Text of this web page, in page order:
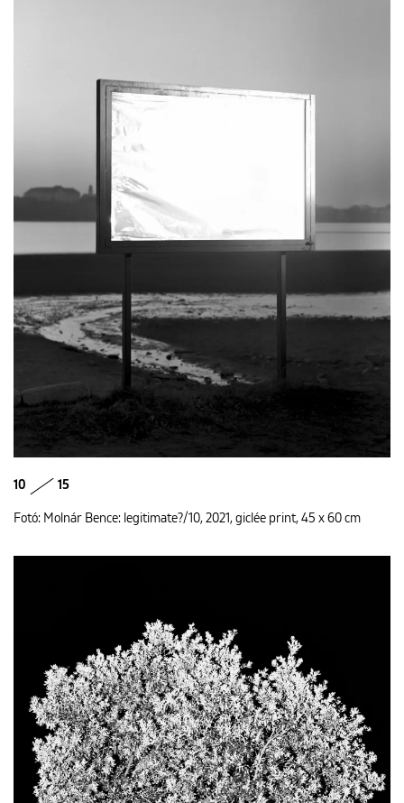
10 15
Fotó: Molnár Bence: legitimate?/10, 2021, giclée print, 45 x 60 cm